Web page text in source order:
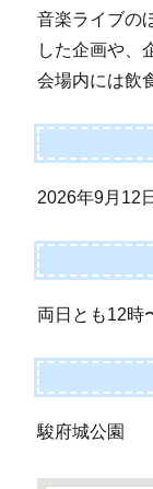
音楽ライブの
した企画や、
会場内には飲
2026年9月12
両日とも12時
駿府城公園